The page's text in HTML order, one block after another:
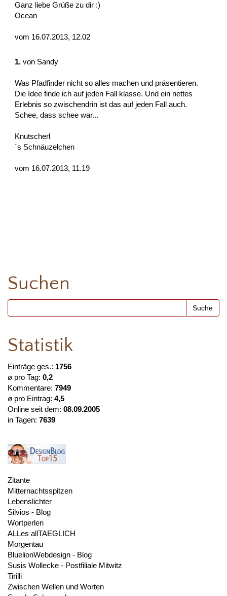
Ganz liebe Grüße zu dir :)
Ocean
vom 16.07.2013, 12.02
1. von Sandy
Was Pfadfinder nicht so alles machen und präsentieren.
Die Idee finde ich auf jeden Fall klasse. Und ein nettes
Erlebnis so zwischendrin ist das auf jeden Fall auch.
Schee, dass schee war...
Knutscherl
´s Schnäuzelchen
vom 16.07.2013, 11.19
Suchen
Statistik
Einträge ges.: 1756
ø pro Tag: 0,2
Kommentare: 7949
ø pro Eintrag: 4,5
Online seit dem: 08.09.2005
in Tagen: 7639
Zitante
Mitternachtsspitzen
Lebenslichter
Silvios - Blog
Wortperlen
ALLes allTAEGLICH
Morgentau
BluelionWebdesign - Blog
Susis Wollecke - Postfiliale Mitwitz
Tirilli
Zwischen Wellen und Worten